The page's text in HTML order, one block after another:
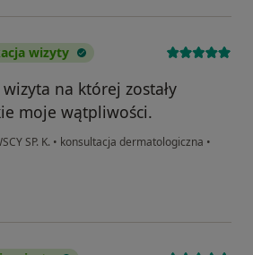
wizyty
na której zostały
moje wątpliwości.
SP. K. • konsultacja dermatologiczna •